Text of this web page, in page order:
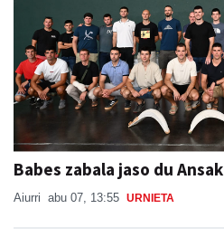
Babes zabala jaso du Ansak
Aiurri abu 07, 13:55 URNIETA